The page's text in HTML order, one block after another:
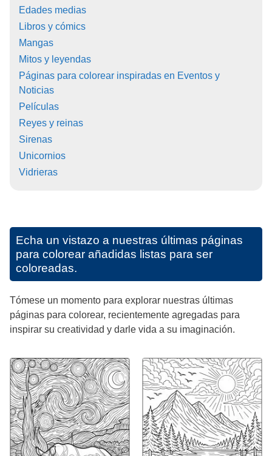
Edades medias
Libros y cómics
Mangas
Mitos y leyendas
Páginas para colorear inspiradas en Eventos y
Noticias
Películas
Reyes y reinas
Sirenas
Unicornios
Vidrieras
Echa un vistazo a nuestras últimas páginas
para colorear añadidas listas para ser
coloreadas.
Tómese un momento para explorar nuestras últimas
páginas para colorear, recientemente agregadas para
inspirar su creatividad y darle vida a su imaginación.